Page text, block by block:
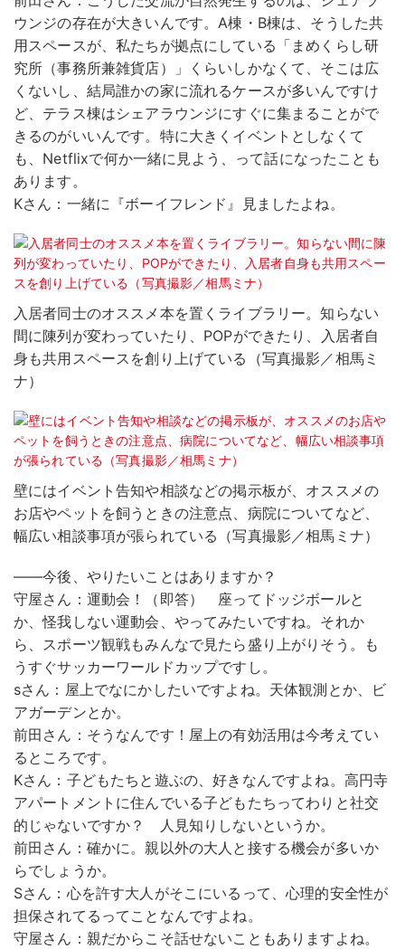
ウンジの存在が大きいんです。A棟・B棟は、そうした共
用スペースが、私たちが拠点にしている「まめくらし研
究所（事務所兼雑貨店）」くらいしかなくて、そこは広
くないし、結局誰かの家に流れるケースが多いんですけ
ど、テラス棟はシェアラウンジにすぐに集まることがで
きるのがいいんです。特に大きくイベントとしなくて
も、Netflixで何か一緒に見よう、って話になったことも
あります。
Kさん：一緒に『ボーイフレンド』見ましたよね。
入居者同士のオススメ本を置くライブラリー。知らない
間に陳列が変わっていたり、POPができたり、入居者自
身も共用スペースを創り上げている（写真撮影／相馬ミ
ナ）
壁にはイベント告知や相談などの掲示板が、オススメの
お店やペットを飼うときの注意点、病院についてなど、
幅広い相談事項が張られている（写真撮影／相馬ミナ）
――今後、やりたいことはありますか？
守屋さん：運動会！（即答） 座ってドッジボールと
か、怪我しない運動会、やってみたいですね。それか
ら、スポーツ観戦もみんなで見たら盛り上がりそう。も
うすぐサッカーワールドカップですし。
sさん：屋上でなにかしたいですよね。天体観測とか、ビ
アガーデンとか。
前田さん：そうなんです！屋上の有効活用は今考えてい
るところです。
Kさん：子どもたちと遊ぶの、好きなんですよね。高円寺
アパートメントに住んでいる子どもたちってわりと社交
的じゃないですか？ 人見知りしないというか。
前田さん：確かに。親以外の大人と接する機会が多いか
らでしょうか。
Sさん：心を許す大人がそこにいるって、心理的安全性が
担保されてるってことなんですよね。
守屋さん：親だからこそ話せないこともありますよね。